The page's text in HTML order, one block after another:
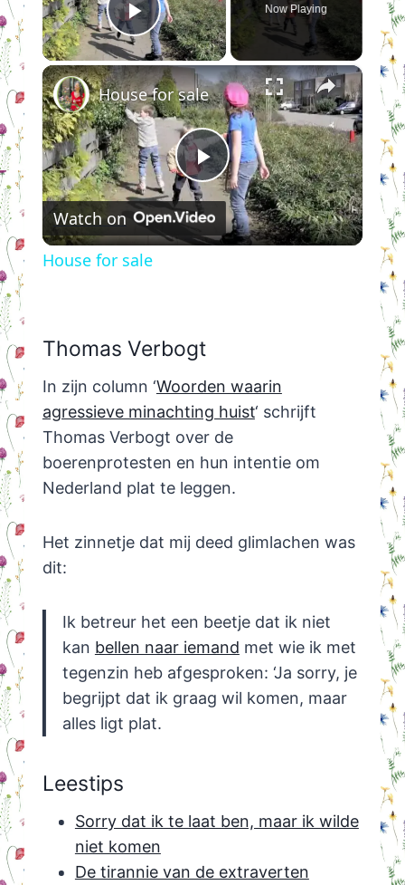
Play Video
Now Playing
×
Play
Video
House for sale
Watch on
House for sale
Thomas Verbogt
In zijn column ‘Woorden waarin
agressieve minachting huist‘ schrijft
Thomas Verbogt over de
boerenprotesten en hun intentie om
Nederland plat te leggen.
Het zinnetje dat mij deed glimlachen was
dit:
Ik betreur het een beetje dat ik niet
kan bellen naar iemand met wie ik met
tegenzin heb afgesproken: ‘Ja sorry, je
begrijpt dat ik graag wil komen, maar
alles ligt plat.
Leestips
Sorry dat ik te laat ben, maar ik wilde
niet komen
De tirannie van de extraverten